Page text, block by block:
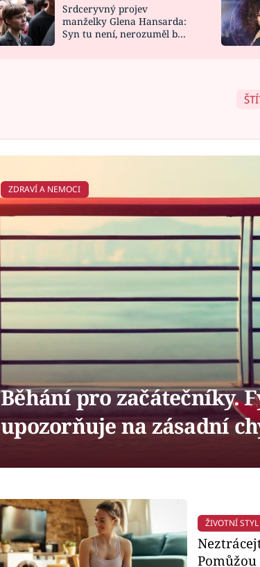
CELEBRITY
VAŘENÍ
Srdceryvný projev
manželky Glena Hansarda:
Syn tu není, nerozuměl by
ZDRAVÍ A NEMOCI
Běhání pro začátečníky.
upozorňuje na zásadní
ŽIVOTNÍ STYL